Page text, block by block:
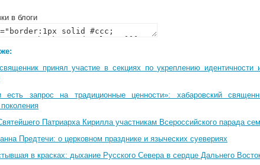
в блоги
принял участие в секциях по укреплению
запрос на традиционные ценности»: хабаровский
Патриарха Кирилла участникам Всероссийского парада
Предтечи: о церковном празднике и языческих суевериях
в красках: дыхание Русского Севера в сердце Дальнего